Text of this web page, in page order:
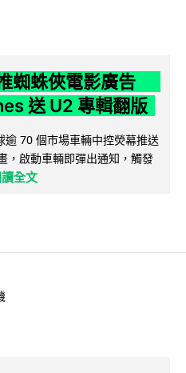
蜘蛛俠電影廣告
送 U2 專輯翻版
70 個市場車輛中控熒幕推送
，啟動車輛即彈出通知，觸發
全文